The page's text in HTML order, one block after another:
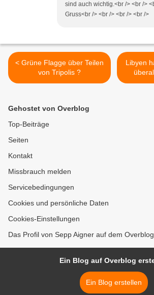
sind auch wichtig.<br /> <br />
Gruss<br /> <br /> <br /> <br />
< Grüne Flagge über Teilen
von Tripolis ?
Libyen
Gehostet von Overblog
Top-Beiträge
Seiten
Kontakt
Missbrauch melden
Servicebedingungen
Cookies und persönliche Daten
Cookies-Einstellungen
Das Profil von Sepp Aigner auf dem
Ein Blog auf Overblog
Ein Blog erstellen